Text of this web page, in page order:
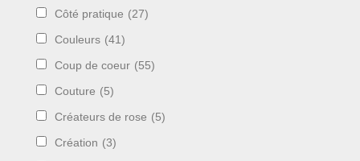
Côté pratique (27)
Couleurs (41)
Coup de coeur (55)
Couture (5)
Créateurs de rose (5)
Création (3)